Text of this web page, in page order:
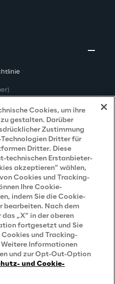
Cookies, um ihre
gestalten. Darüber
Zustimmung
Dritter für
Dritter. Diese
technischen Erstanbieter-
akzeptieren“ wählen,
Cookies und Tracking-
Ihre Cookie-
indem Sie die Cookie-
bearbeiten. Nach dem
„X“ in der oberen
fortgesetzt und Sie
und Tracking-
Informationen
und zur Opt-Out-Option
und Cookie-